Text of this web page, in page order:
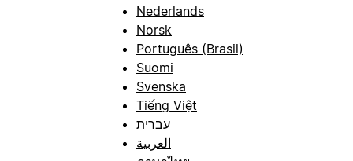
Nederlands
Norsk
Português (Brasil)
Suomi
Svenska
Tiếng Việt
עברית
العربية